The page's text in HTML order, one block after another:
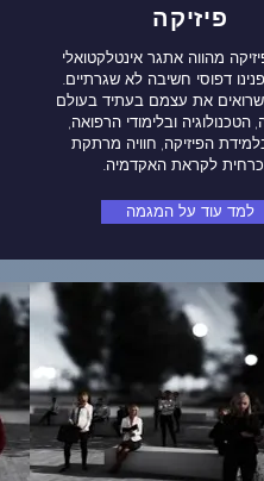
פיזיקה
מהווה אתגר אינטלקטואלי
דפוסי חשיבה לא שגרתיים.
את עצמם בעתיד בעולם
הטכנולוגיה ובלימודי הרפואה,
הפיזיקה, חוויה מרתקת
לקראת האקדמיה.
למד עוד על המגמה